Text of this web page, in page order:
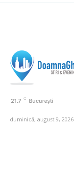
21.7 C București
duminică, august 9, 2026